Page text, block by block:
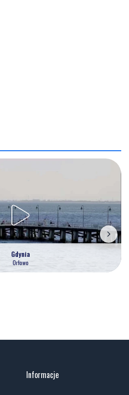
Gdynia
Orłowo
Informacje